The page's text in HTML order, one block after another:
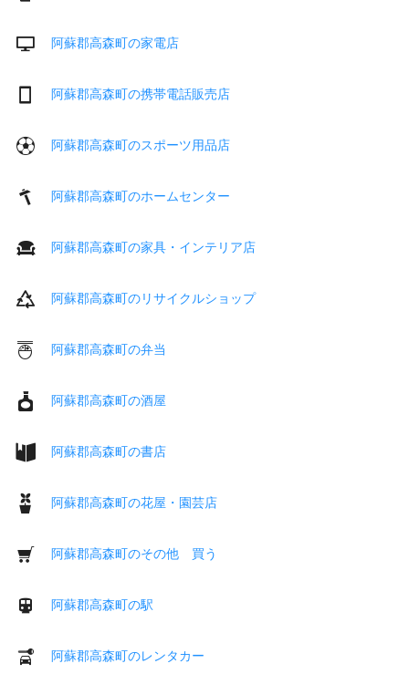
阿蘇郡高森町の家電店
阿蘇郡高森町の携帯電話販売店
阿蘇郡高森町のスポーツ用品店
阿蘇郡高森町のホームセンター
阿蘇郡高森町の家具・インテリア店
阿蘇郡高森町のリサイクルショップ
阿蘇郡高森町の弁当
阿蘇郡高森町の酒屋
阿蘇郡高森町の書店
阿蘇郡高森町の花屋・園芸店
阿蘇郡高森町のその他 買う
阿蘇郡高森町の駅
阿蘇郡高森町のレンタカー